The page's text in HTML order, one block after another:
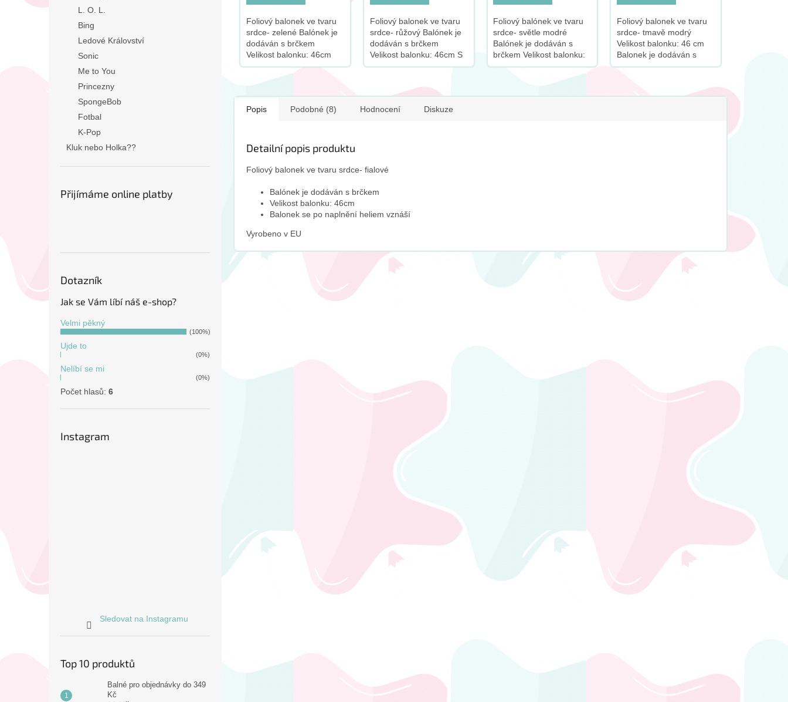
L. O. L.
Bing
Ledové Království
Sonic
Me to You
Princezny
SpongeBob
Fotbal
K-Pop
Kluk nebo Holka??
Přijímáme online platby
Dotazník
Jak se Vám líbí náš e-shop?
Velmi pěkný
(100%)
Ujde to
(0%)
Nelíbí se mi
(0%)
Počet hlasů: 6
Instagram
Sledovat na Instagramu
Top 10 produktů
Balné pro objednávky do 349
Kč
Foliový balonek ve tvaru
srdce- zelené Balónek je
dodáván s brčkem
Velikost balonku: 46cm
Balonek se po naplnění
heliem vznáší S tímto
produktem doporučujeme
zakoupit tento...
Foliový balonek ve tvaru
srdce- růžový Balónek je
dodáván s brčkem
Velikost balonku: 46cm S
tímto produktem
tento doplněk:
Foliový balónek ve tvaru
srdce- světle modré
Balónek je dodáván s
brčkem Velikost balonku:
46cm Vyrobeno v EU S
doporučujeme zakoupit
tento doplněk:
Foliový balonek ve tvaru
srdce- tmavě modrý
Velikost balonku: 46 cm
Balonek je dodáván s
brčkem S tímto
zakoupit tento doplněk:
Popis Podobné (8) Hodnocení Diskuze
Detailní popis produktu
Foliový balonek ve tvaru srdce- fialové
Balónek je dodáván s brčkem
Velikost balonku: 46cm
Balonek se po naplnění heliem vznáší
Vyrobeno v EU